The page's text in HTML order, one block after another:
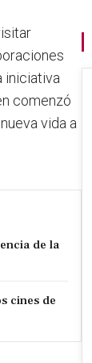
iniciativa
comenzó
vida a
de la
cines de